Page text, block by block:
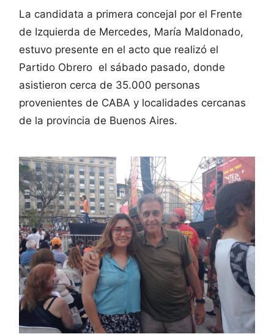
La candidata a primera concejal por el Frente
de Izquierda de Mercedes, María Maldonado,
estuvo presente en el acto que realizó el
Partido Obrero el sábado pasado, donde
asistieron cerca de 35.000 personas
provenientes de CABA y localidades cercanas
de la provincia de Buenos Aires.